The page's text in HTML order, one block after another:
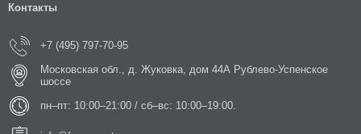
Контакты
+7 (495) 797-70-95
Московская обл., д. Жуковка, дом 44А Рублево-Успенское
шоссе
пн–пт: 10:00–21:00 / сб–вс: 10:00–19:00.